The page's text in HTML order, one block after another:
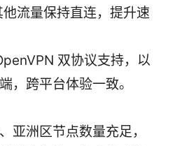
流量保持直连，提升速
双协议支持，以
，跨平台体验一致。
亚洲区节点数量充足，